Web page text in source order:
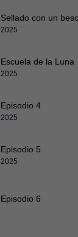
Sellado con un beso
2025
Escuela de la Luna
2025
Episodio 4
2025
Episodio 5
2025
Episodio 6